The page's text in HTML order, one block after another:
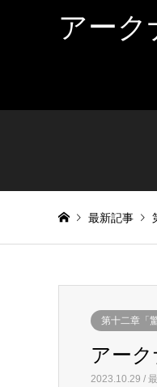
アーク
最新記事
第十二章「
アー
2023.10.29 /